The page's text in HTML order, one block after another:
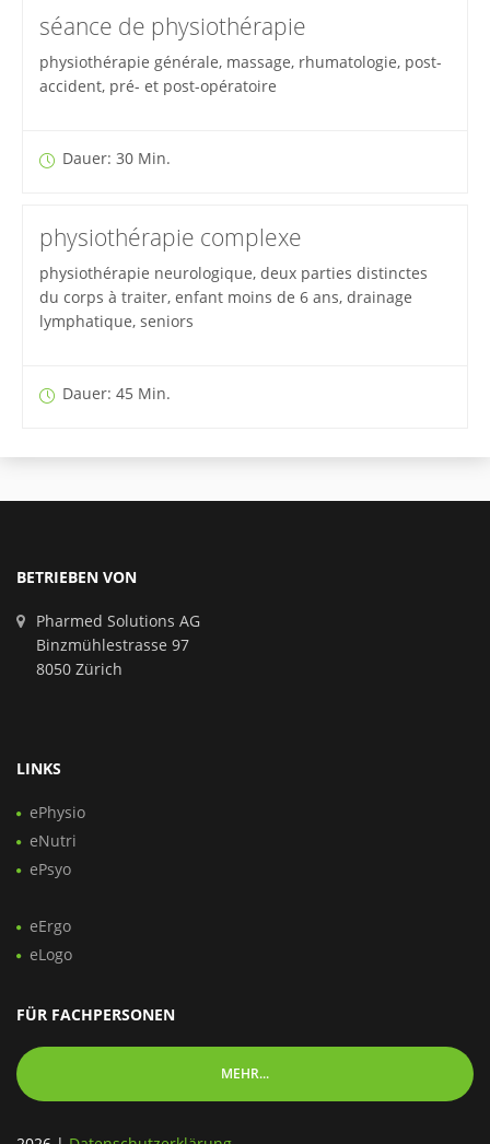
séance de physiothérapie
physiothérapie générale, massage, rhumatologie, post-
accident, pré- et post-opératoire
Dauer: 30 Min.
physiothérapie complexe
physiothérapie neurologique, deux parties distinctes
du corps à traiter, enfant moins de 6 ans, drainage
lymphatique, seniors
Dauer: 45 Min.
BETRIEBEN VON
Pharmed Solutions AG
Binzmühlestrasse 97
8050 Zürich
LINKS
ePhysio
eNutri
ePsyo
eErgo
eLogo
FÜR FACHPERSONEN
MEHR...